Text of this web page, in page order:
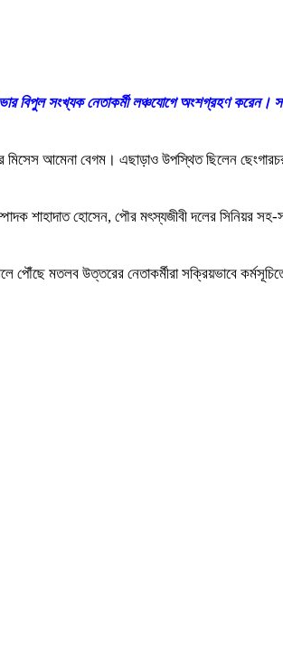
সংখ্যক নেতাকর্মী লঞ্চযোগে অংশগ্রহণ করেন।
আমেনা বেগম। এছাড়াও উপস্থিত ছিলেন
শাহাদাত হোসেন, পৌর মৎস্যজীবী দলের সিনিয়র
পৌঁছে মতলব উত্তরের নেতাকর্মীরা সক্রিয়ভাবে